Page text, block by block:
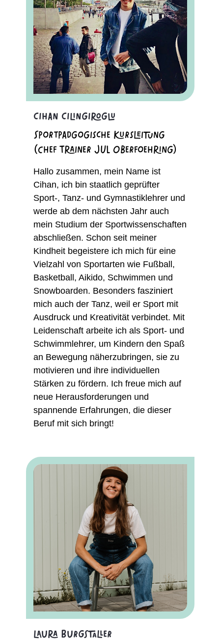
Cihan Cilingiroglu
Sportpädgogische Kursleitung
(Chef Trainer JUL Oberfoehring)
Hallo zusammen, mein Name ist
Cihan, ich bin staatlich geprüfter
Sport-, Tanz- und Gymnastiklehrer und
werde ab dem nächsten Jahr auch
mein Studium der Sportwissenschaften
abschließen. Schon seit meiner
Kindheit begeistere ich mich für eine
Vielzahl von Sportarten wie Fußball,
Basketball, Aikido, Schwimmen und
Snowboarden. Besonders fasziniert
mich auch der Tanz, weil er Sport mit
Ausdruck und Kreativität verbindet. Mit
Leidenschaft arbeite ich als Sport- und
Schwimmlehrer, um Kindern den Spaß
an Bewegung näherzubringen, sie zu
motivieren und ihre individuellen
Stärken zu fördern. Ich freue mich auf
neue Herausforderungen und
spannende Erfahrungen, die dieser
Beruf mit sich bringt!
Laura Burgstaller